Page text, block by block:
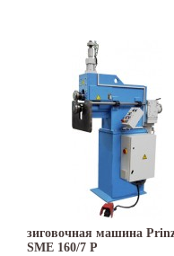
зиговочная машина
SMЕ 160/7 P